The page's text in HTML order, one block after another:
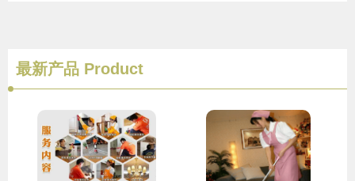
最新产品 Product